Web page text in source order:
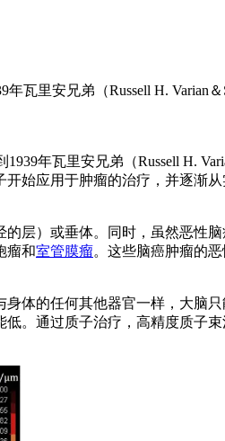
里安兄弟（Russell H. Varian＆
年瓦里安兄弟（Russell H.
始应用于肿瘤的治疗，并逐渐
）或垂体。同时，虽然恶性脑
瘤和室管膜瘤。这些脑癌肿瘤的
体的任何其他器官一样，大脑
。通过质子治疗，高精度质子